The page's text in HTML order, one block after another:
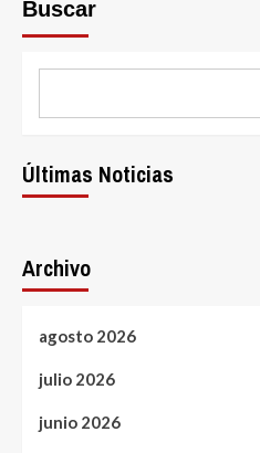
Buscar
Últimas Noticias
Archivo
agosto 2026
julio 2026
junio 2026